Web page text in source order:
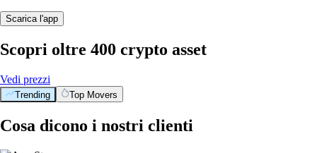
Scarica l'app
Scopri oltre 400 crypto asset
Vedi prezzi
Trending Top Movers
Cosa dicono i nostri clienti